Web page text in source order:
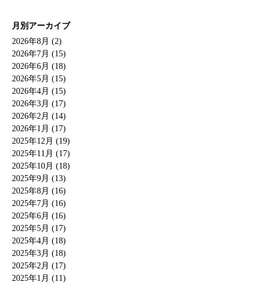
月別アーカイブ
2026年8月 (2)
2026年7月 (15)
2026年6月 (18)
2026年5月 (15)
2026年4月 (15)
2026年3月 (17)
2026年2月 (14)
2026年1月 (17)
2025年12月 (19)
2025年11月 (17)
2025年10月 (18)
2025年9月 (13)
2025年8月 (16)
2025年7月 (16)
2025年6月 (16)
2025年5月 (17)
2025年4月 (18)
2025年3月 (18)
2025年2月 (17)
2025年1月 (11)